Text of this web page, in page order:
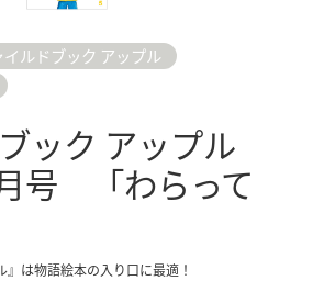
ルドブック アップル
ック アップル
号 「わらって
』は物語絵本の入り口に最適！